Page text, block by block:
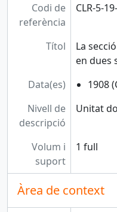
Codi de
referència
CLR-5-
Títol
La
en dues
Data(es)
1908
Nivell de
descripció
Unitat
Volum i
suport
1 full
Àrea de context